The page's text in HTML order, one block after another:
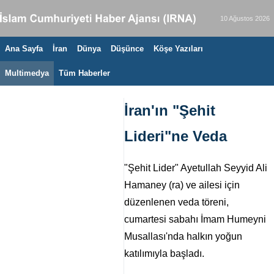
10 Ağustos 2026
Ana Sayfa İran Dünya Düşünce Köşe Yazıları
Multimedya Tüm Haberler
İran'ın "Şehit
Lideri"ne Veda
"Şehit Lider" Ayetullah Seyyid Ali
Hamaney (ra) ve ailesi için
düzenlenen veda töreni,
cumartesi sabahı İmam Humeyni
Musallası'nda halkın yoğun
katılımıyla başladı.